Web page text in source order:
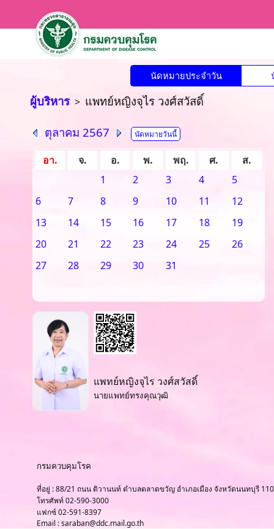
นัดหมายประจำวัน
ผู้บริหาร> แพทย์หญิงจุไร วงศ์สวัสดิ์
ตุลาคม 2567 นัดหมายวันนี้
อา. จ. อ. พ. พฤ. ศ.
ส.
1
2 3 4
5
6
7 8 9 10 11
12
13
14 15 16 17 18
19
20
21 22 23 24 25
26
27
28 29 30 31
แพทย์หญิงจุไร วงศ์สวัสดิ์
นายแพทย์ทรงคุณวุฒิ
กรมควบคุมโรค
ที่อยู่ : 88/21 ถนน ติวานนท์ ตำบลตลาดขวัญ อำเภอเมือง จังหวัดนนทบุรี
โทรศัพท์ 02-590-3000
แฟกซ์ 02-591-8397
Email : saraban@ddc.mail.go.th